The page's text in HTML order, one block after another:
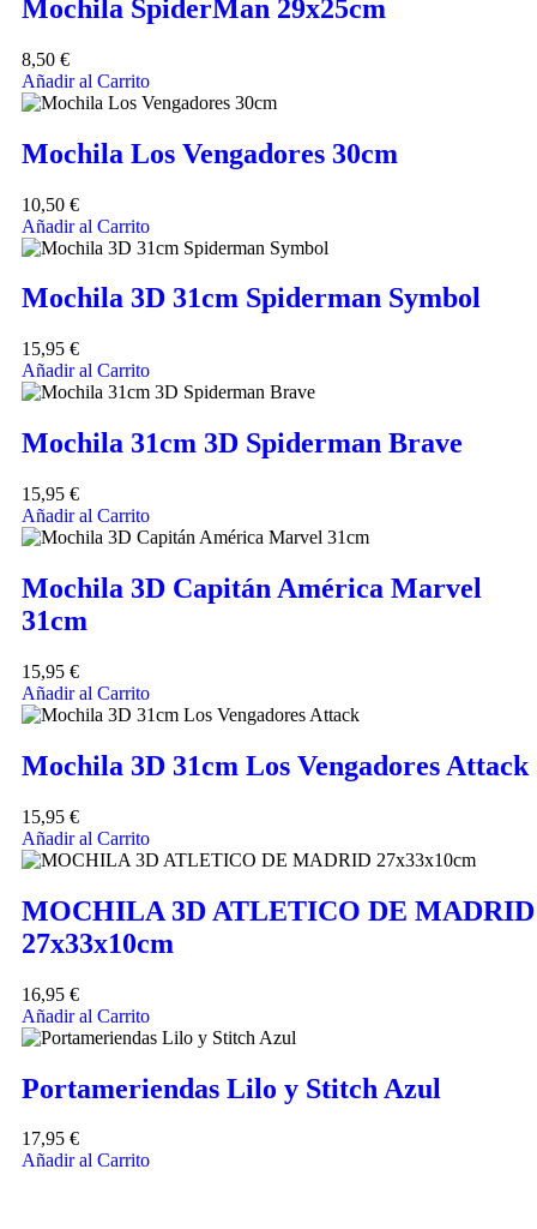
Mochila SpiderMan 29x25cm
8,50 €
Añadir al Carrito
Mochila Los Vengadores 30cm
10,50 €
Añadir al Carrito
Mochila 3D 31cm Spiderman Symbol
15,95 €
Añadir al Carrito
Mochila 31cm 3D Spiderman Brave
15,95 €
Añadir al Carrito
Mochila 3D Capitán América Marvel
31cm
15,95 €
Añadir al Carrito
Mochila 3D 31cm Los Vengadores Attack
15,95 €
Añadir al Carrito
MOCHILA 3D ATLETICO DE MADRID
27x33x10cm
16,95 €
Añadir al Carrito
Portameriendas Lilo y Stitch Azul
17,95 €
Añadir al Carrito